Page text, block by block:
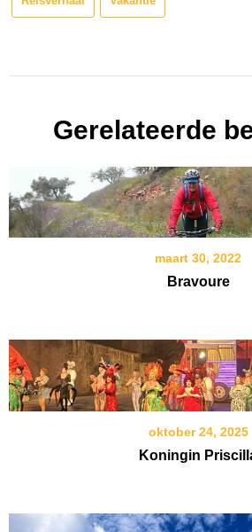
Gerelateerde
maart 30, 2022
Bravoure
oktober 24, 2025
Koningin